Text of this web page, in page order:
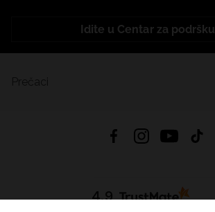
Idite u Centar za podršku
4.9